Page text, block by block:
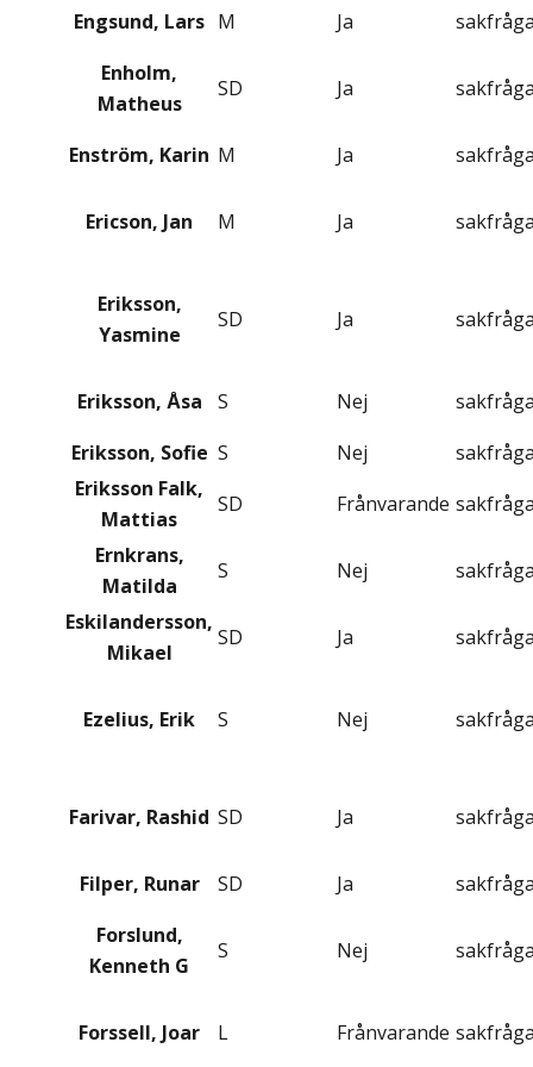
Engsund, Lars M Ja
Enholm,
Matheus
SD Ja
Enström, Karin M Ja
Ericson, Jan M Ja
Eriksson,
Yasmine
SD Ja
Eriksson, Åsa S Nej
Eriksson, Sofie S Nej
Eriksson Falk,
Mattias
SD Frånvarande
Ernkrans,
Matilda
S Nej
Eskilandersson,
Mikael
SD Ja
Ezelius, Erik S Nej
Farivar, Rashid SD Ja
Filper, Runar SD Ja
Forslund,
Kenneth G
S Nej
Forssell, Joar L Frånvarande